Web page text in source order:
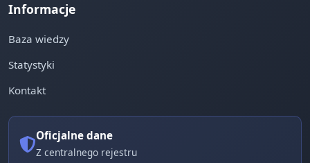
Informacje
Baza wiedzy
Statystyki
Kontakt
Oficjalne dane
Z centralnego rejestru